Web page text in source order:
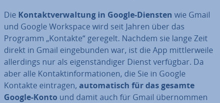
Die Kon­takt­ver­wal­tung in Google-Diensten wie Gmail
und Google Workspace wird seit Jahren über das
Programm „Kontakte“ geregelt. Nachdem sie lange Zeit
direkt in Gmail ein­ge­bun­den war, ist die App mitt­ler­wei­le
al­ler­dings nur als ei­gen­stän­di­ger Dienst verfügbar. Da
aber alle Kon­takt­in­for­ma­tio­nen, die Sie in Google
Kontakte eintragen, au­to­ma­tisch für das gesamte
Google-Konto und damit auch für Gmail über­nom­men